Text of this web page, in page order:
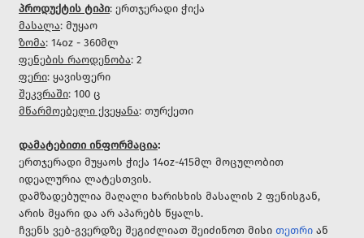
პროდუქტის ტიპი: ერთჯერადი ჭიქა
მასალა: მუყაო
ზომა: 14oz - 360მლ
ფენების რაოდენობა: 2
ფერი: ყავისფერი
შეკვრაში: 100 ც
მწარმოებელი ქვეყანა: თურქეთი
დამატებითი ინფორმაცია:
ერთჯერადი მუყაოს ჭიქა 14oz-415მლ მოცულობით
იდეალურია ლატესთვის.
დამზადებულია მაღალი ხარისხის მასალის 2 ფენისგან,
არის მყარი და არ აპარებს წყალს.
ჩვენს ვებ-გვერდზე შეგიძლიათ შეიძინოთ მისი თეთრი ან